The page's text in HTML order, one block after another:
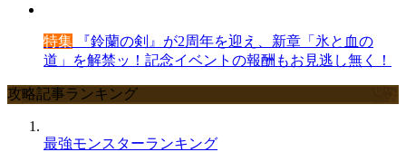
特集 『鈴蘭の剣』が2周年を迎え、新章「氷と血の
道」を解禁ッ！記念イベントの報酬もお見逃し無く！
攻略記事ランキング
最強モンスターランキング